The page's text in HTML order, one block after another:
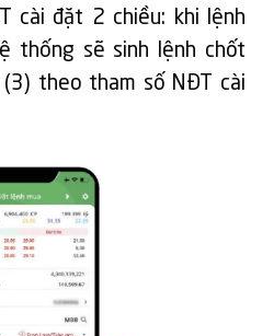
cài đặt 2 chiều: khi lệnh
thống sẽ sinh lệnh chốt
theo tham số NĐT cài